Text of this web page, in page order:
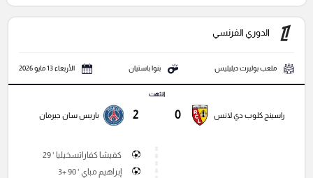
الدوري الفرنسي
ملعب بوليرت ديليليس بنوا باستيان الأربعاء 13 مايو 2026
راسينج كلوب دي لانس 0
انتهت
2 باريس سان جيرمان
كفيشا كفاراتسخيليا ' 29
إبراهيم مباي ' 90 +3